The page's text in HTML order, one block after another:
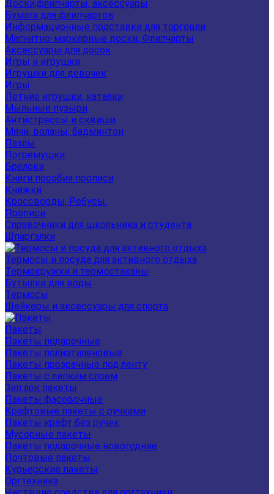
Доски,флипчарты, аксессуары
Бумага для флипчартов
Информационные подставки для торговли
Магнитно-маркерные доски, Флипчарты
Аксессуары для досок
Игры и игрушки
Игрушки для девочек
Игры
Летние игрушки, каталки
Мыльные пузыри
Антистрессы и сквиши
Мячи, воланы, бадминтон
Пазлы
Погремушки
Брелоки
Книги пособия прописи
Книжки
Кроссворды, Ребусы.
Прописи
Справочники для школьника и студента
Шпаргалки
Термосы и посуда для активного отдыха
Термокружки и термостаканы
Бутылки для воды
Термосы
Шейкеры и аксессуары для спорта
Пакеты
Пакеты подарочные
Пакеты полиэтиленовые
Пакеты прозрачные под ленту
Пакеты с липким слоем
Зип лок пакеты
Пакеты фасовочные
Крафтовые пакеты с ручками
Пакеты крафт без ручек
Мусорные пакеты
Пакеты подарочные новогодние
Почтовые пакеты
Курьерские пакеты
Оргтехника